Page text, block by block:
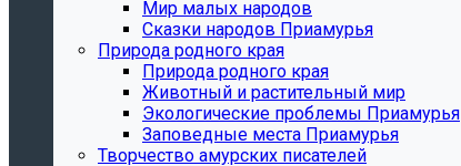
Мир малых народов
Сказки народов Приамурья
Природа родного края
Природа родного края
Животный и растительный мир
Экологические проблемы Приамурья
Заповедные места Приамурья
Творчество амурских писателей